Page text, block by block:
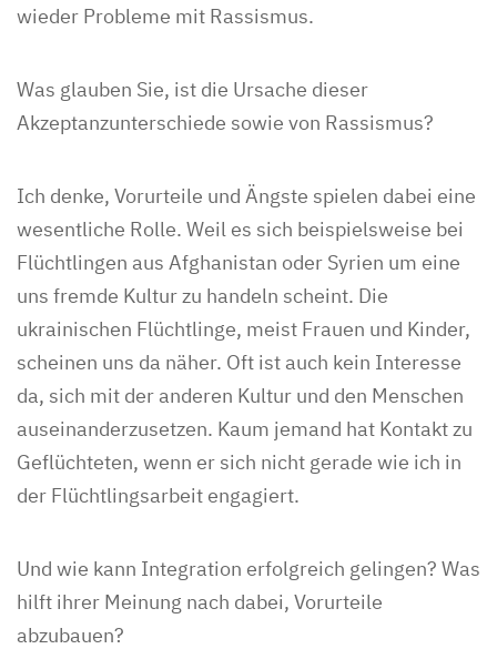
wieder Probleme mit Rassismus.
Was glauben Sie, ist die Ursache dieser
Akzeptanzunterschiede sowie von Rassismus?
Ich denke, Vorurteile und Ängste spielen dabei eine
wesentliche Rolle. Weil es sich beispielsweise bei
Flüchtlingen aus Afghanistan oder Syrien um eine
uns fremde Kultur zu handeln scheint. Die
ukrainischen Flüchtlinge, meist Frauen und Kinder,
scheinen uns da näher. Oft ist auch kein Interesse
da, sich mit der anderen Kultur und den Menschen
auseinanderzusetzen. Kaum jemand hat Kontakt zu
Geflüchteten, wenn er sich nicht gerade wie ich in
der Flüchtlingsarbeit engagiert.
Und wie kann Integration erfolgreich gelingen? Was
hilft ihrer Meinung nach dabei, Vorurteile
abzubauen?